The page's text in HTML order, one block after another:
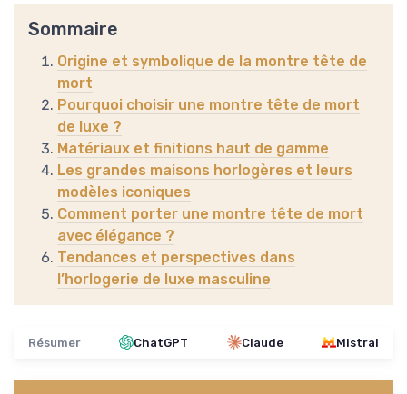
Sommaire
Origine et symbolique de la montre tête de
mort
Pourquoi choisir une montre tête de mort
de luxe ?
Matériaux et finitions haut de gamme
Les grandes maisons horlogères et leurs
modèles iconiques
Comment porter une montre tête de mort
avec élégance ?
Tendances et perspectives dans
l’horlogerie de luxe masculine
Résumer ChatGPT Claude Mistral